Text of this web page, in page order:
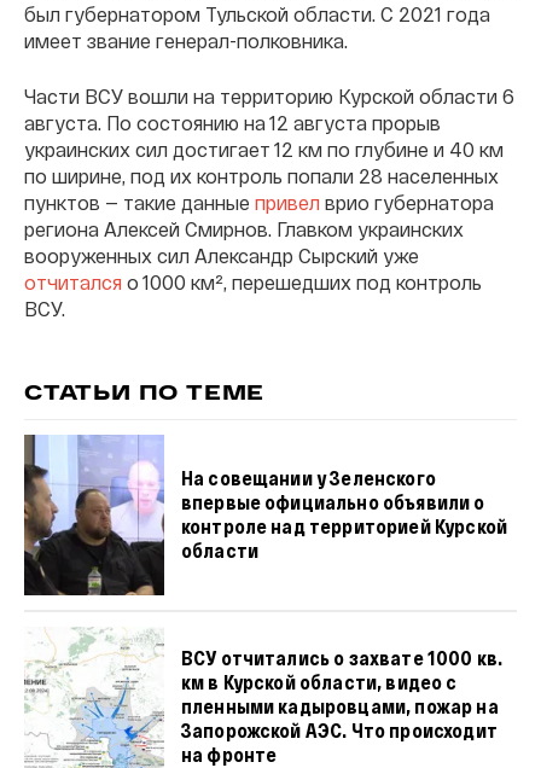
был губернатором Тульской области. С 2021 года
имеет звание генерал-полковника.
Части ВСУ вошли на территорию Курской области 6
августа. По состоянию на 12 августа прорыв
украинских сил достигает 12 км по глубине и 40 км
по ширине, под их контроль попали 28 населенных
пунктов — такие данные привел врио губернатора
региона Алексей Смирнов. Главком украинских
вооруженных сил Александр Сырский уже
отчитался о 1000 км², перешедших под контроль
ВСУ.
СТАТЬИ ПО ТЕМЕ
На совещании у Зеленского
впервые официально объявили о
контроле над территорией Курской
области
ВСУ отчитались о захвате 1000 кв.
км в Курской области, видео с
пленными кадыровцами, пожар на
Запорожской АЭС. Что происходит
на фронте